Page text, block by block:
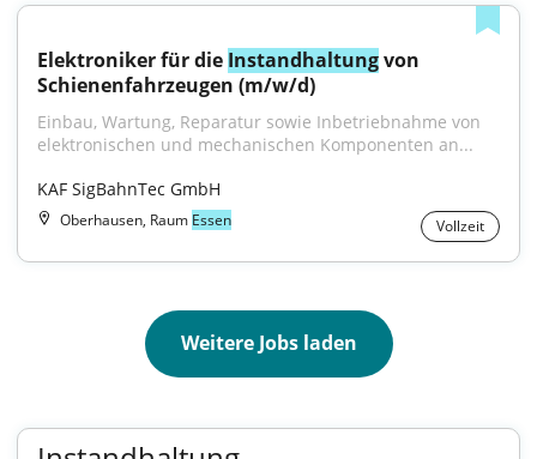
Elektroniker für die Instandhaltung von
Schienenfahrzeugen (m/w/d)
Einbau, Wartung, Reparatur sowie Inbetriebnahme von
elektronischen und mechanischen Komponenten an...
KAF SigBahnTec GmbH
Oberhausen, Raum Essen Vollzeit
Weitere Jobs laden